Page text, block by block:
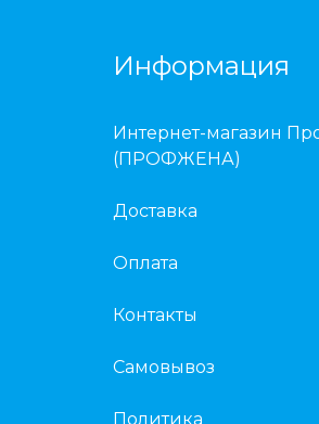
Информация
Интернет-магазин
(ПРОФЖЕНА)
Доставка
Оплата
Контакты
Самовывоз
Политика